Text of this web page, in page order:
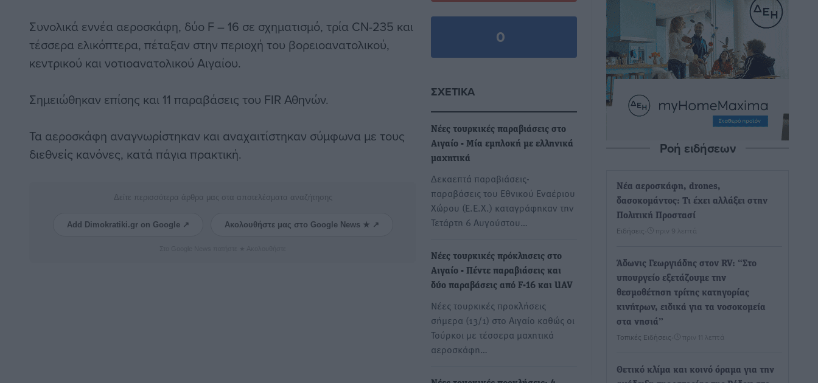
Συνολικά εννέα αεροσκάφη, δύο F – 16 σε σχηματισμό, τρία CN-235 και
τέσσερα ελικόπτερα, πέταξαν στην περιοχή του βορειοανατολικού,
κεντρικού και νοτιοανατολικού Αιγαίου.
Σημειώθηκαν επίσης και 11 παραβάσεις του FIR Αθηνών.
Τα αεροσκάφη αναγνωρίστηκαν και αναχαιτίστηκαν σύμφωνα με τους
διεθνείς κανόνες, κατά πάγια πρακτική.
Δείτε περισσότερα άρθρα μας στα αποτελέσματα αναζήτησης
Add Dimokratiki.gr on Google ↗ Ακολουθήστε μας στο Google News ★ ↗
0
ΣΧΕΤΙΚΆ
Νέες τουρκικές παραβιάσεις στο
Αιγαίο - Μία εμπλοκή με ελληνικά
μαχητικά
Δεκαεπτά παραβιάσεις-
παραβάσεις του Εθνικού Εναέριου
Χώρου (Ε.Ε.Χ.) καταγράφηκαν την
Τετάρτη 6 Αυγούστου…
Νέες τουρκικές πρόκλησεις στο
Αιγαίο - Πέντε παραβιάσεις και
δύο παραβάσεις από F-16 και UAV
Νέες τουρκικές προκλήσεις
σήμερα (13/1) στο Αιγαίο καθώς οι
Τούρκοι με τέσσερα μαχητικά
αεροσκάφη…
Ροή ειδήσεων
Νέα αεροσκάφη, drones,
δασοκομάντος: Τι έχει αλλάξει στην
Πολιτική Προστασί
Ειδήσεις πριν 9 λεπτά
Άδωνις Γεωργιάδης στον RV: “Στο
υπουργείο εξετάζουμε την
θεσμοθέτηση τρίτης κατηγορίας
κινήτρων, ειδικά για τα νοσοκομεία
στα νησιά”
Τοπικές Ειδήσεις πριν 11 λεπτά
Θετικό κλίμα και κοινό όραμα για την